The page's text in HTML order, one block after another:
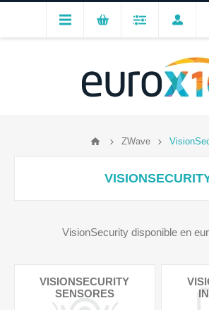
ZWave
VisionSecurity disponible en
VISIONSECURITY
SENSORES